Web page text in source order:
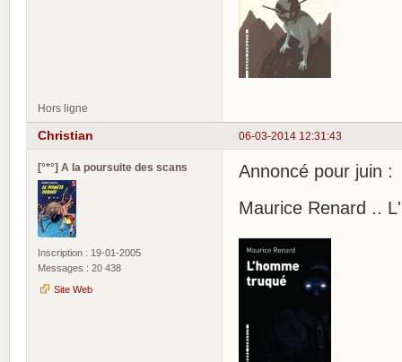
Hors ligne
06-03-2014 12:31:43
Christian
[°*°] A la poursuite des scans
Inscription : 19-01-2005
Messages : 20 438
Site Web
Annoncé pour juin :
Maurice Renard ..